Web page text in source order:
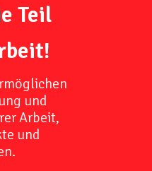
Teil
und
Arbeit,
und